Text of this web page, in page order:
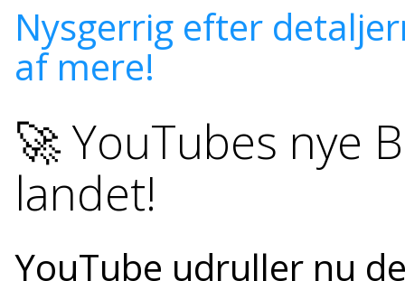
Nysgerrig efter
af mere!
🚀 YouTubes nye
landet!
YouTube udruller nu